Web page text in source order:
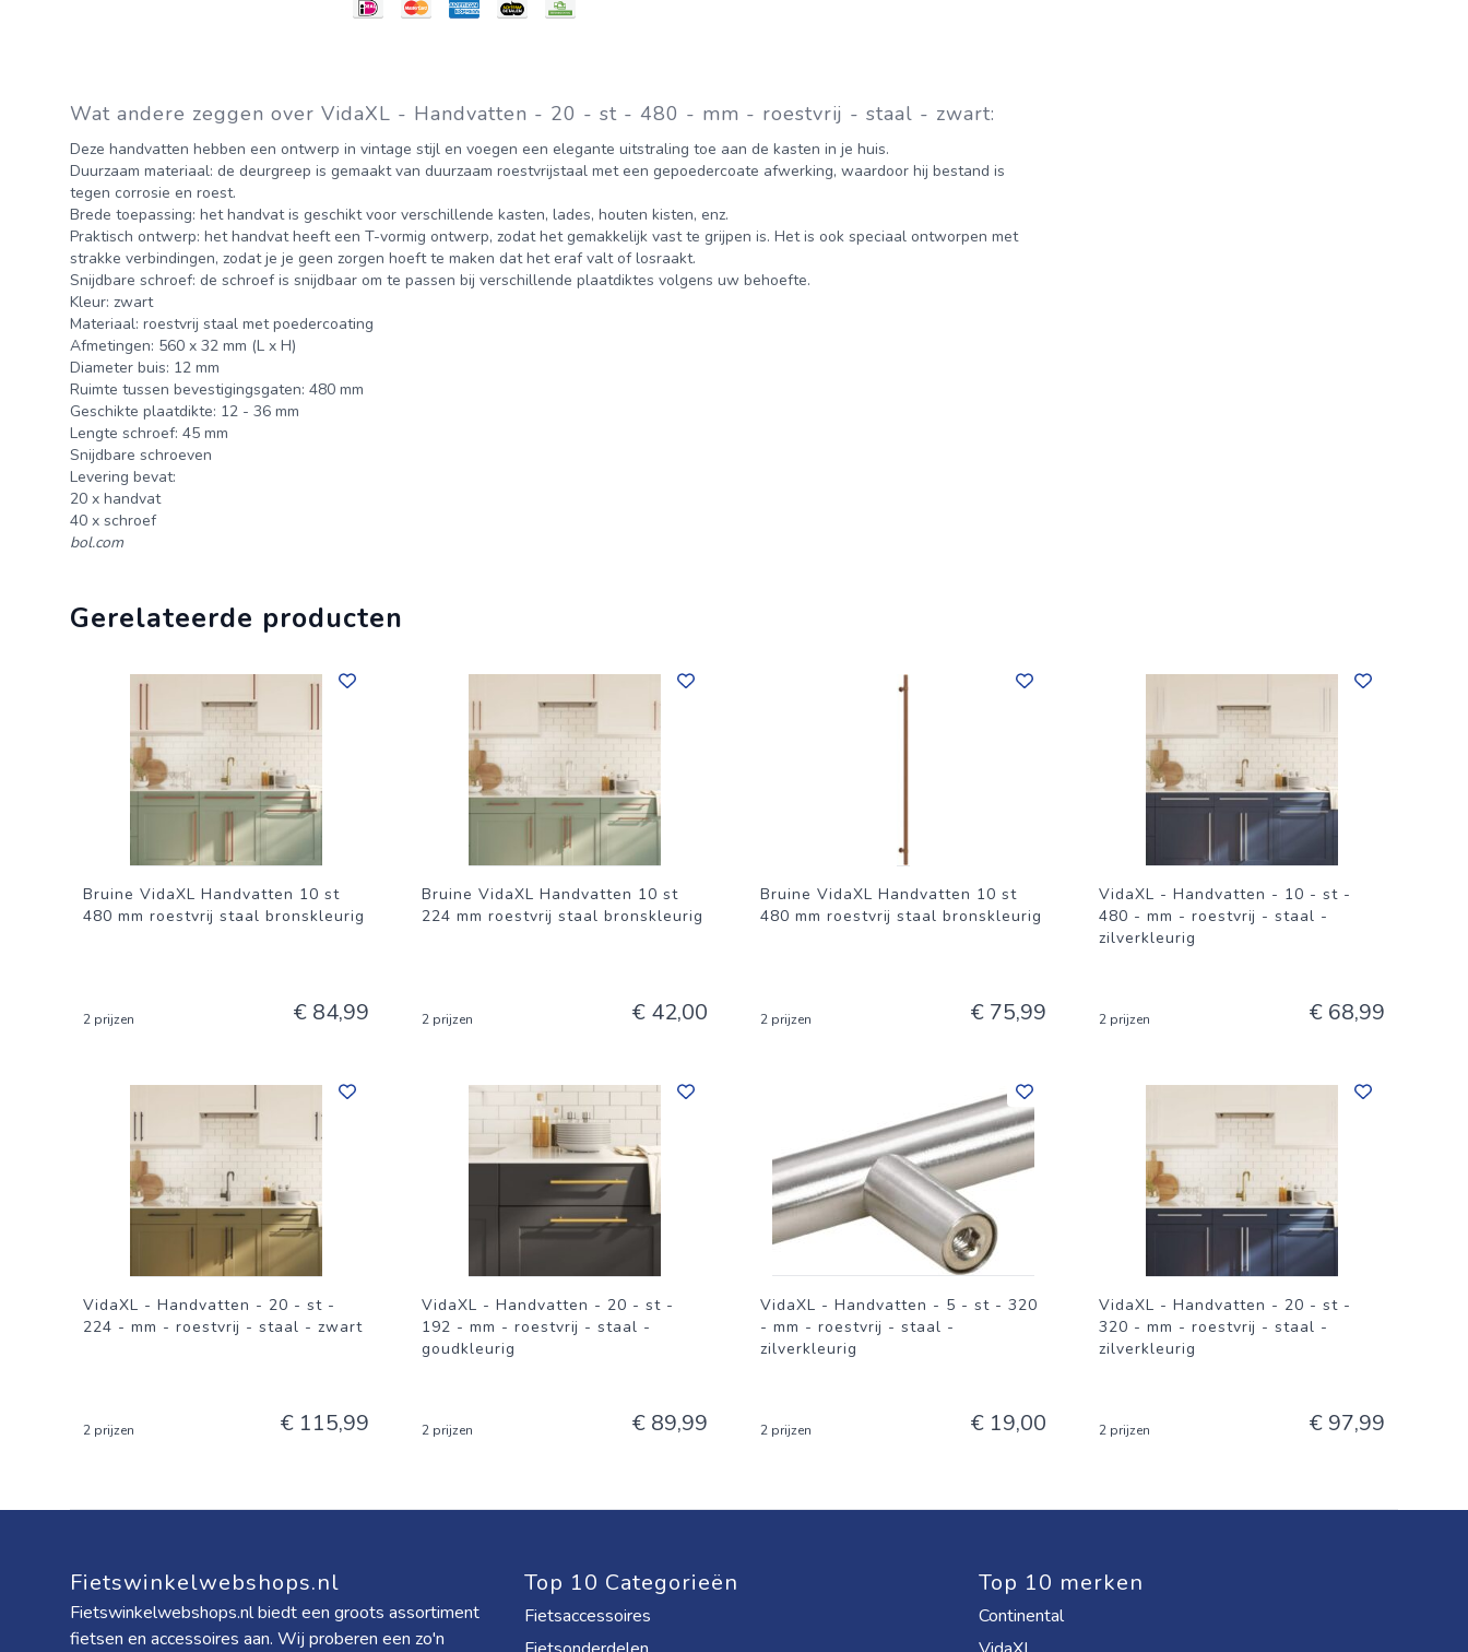
Wat andere zeggen over VidaXL - Handvatten - 20 - st - 480 - mm - roestvrij - staal - zwart:
Deze handvatten hebben een ontwerp in vintage stijl en voegen een elegante uitstraling toe aan de kasten in je huis.
Duurzaam materiaal: de deurgreep is gemaakt van duurzaam roestvrijstaal met een gepoedercoate afwerking, waardoor hij bestand is
tegen corrosie en roest.
Brede toepassing: het handvat is geschikt voor verschillende kasten, lades, houten kisten, enz.
Praktisch ontwerp: het handvat heeft een T-vormig ontwerp, zodat het gemakkelijk vast te grijpen is. Het is ook speciaal ontworpen met
strakke verbindingen, zodat je je geen zorgen hoeft te maken dat het eraf valt of losraakt.
Snijdbare schroef: de schroef is snijdbaar om te passen bij verschillende plaatdiktes volgens uw behoefte.
Kleur: zwart
Materiaal: roestvrij staal met poedercoating
Afmetingen: 560 x 32 mm (L x H)
Diameter buis: 12 mm
Ruimte tussen bevestigingsgaten: 480 mm
Geschikte plaatdikte: 12 - 36 mm
Lengte schroef: 45 mm
Snijdbare schroeven
Levering bevat:
20 x handvat
40 x schroef
bol.com
Gerelateerde producten
Bruine VidaXL Handvatten 10 st
480 mm roestvrij staal bronskleurig
2 prijzen € 84,99
Bruine VidaXL Handvatten 10 st
224 mm roestvrij staal bronskleurig
2 prijzen € 42,00
Bruine VidaXL Handvatten 10 st
480 mm roestvrij staal bronskleurig
2 prijzen € 75,99
VidaXL - Handvatten - 10 - st -
480 - mm - roestvrij - staal -
zilverkleurig
2 prijzen € 68,99
VidaXL - Handvatten - 20 - st -
224 - mm - roestvrij - staal - zwart
2 prijzen € 115,99
VidaXL - Handvatten - 20 - st -
192 - mm - roestvrij - staal -
goudkleurig
2 prijzen € 89,99
VidaXL - Handvatten - 5 - st - 320
- mm - roestvrij - staal -
zilverkleurig
2 prijzen € 19,00
VidaXL - Handvatten - 20 - st -
320 - mm - roestvrij - staal -
zilverkleurig
2 prijzen € 97,99
Fietswinkelwebshops.nl
Fietswinkelwebshops.nl biedt een groots assortiment
fietsen en accessoires aan. Wij proberen een zo'n
Top 10 Categorieën
Fietsaccessoires
Top 10 merken
Continental